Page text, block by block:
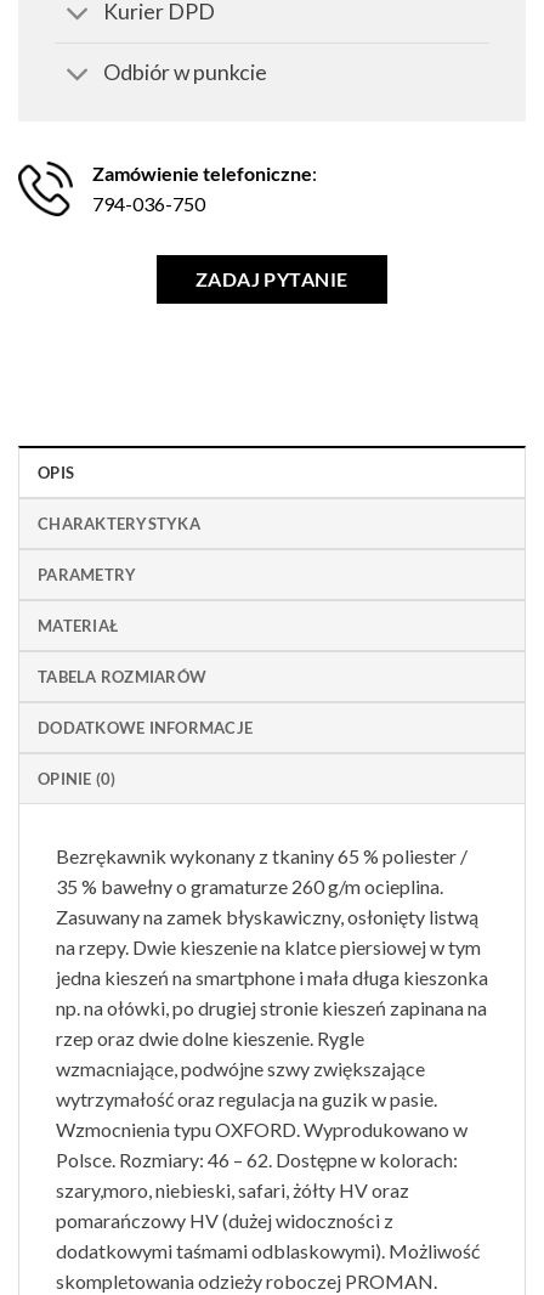
Kurier DPD
Odbiór w punkcie
Zamówienie telefoniczne:
794-036-750
ZADAJ PYTANIE
OPIS
CHARAKTERYSTYKA
PARAMETRY
MATERIAŁ
TABELA ROZMIARÓW
DODATKOWE INFORMACJE
OPINIE (0)
Bezrękawnik wykonany z tkaniny 65 % poliester /
35 % bawełny o gramaturze 260 g/m ocieplina.
Zasuwany na zamek błyskawiczny, osłonięty listwą
na rzepy. Dwie kieszenie na klatce piersiowej w tym
jedna kieszeń na smartphone i mała długa kieszonka
np. na ołówki, po drugiej stronie kieszeń zapinana na
rzep oraz dwie dolne kieszenie. Rygle
wzmacniające, podwójne szwy zwiększające
wytrzymałość oraz regulacja na guzik w pasie.
Wzmocnienia typu OXFORD. Wyprodukowano w
Polsce. Rozmiary: 46 – 62. Dostępne w kolorach:
szary,moro, niebieski, safari, żółty HV oraz
pomarańczowy HV (dużej widoczności z
dodatkowymi taśmami odblaskowymi). Możliwość
skompletowania odzieży roboczej PROMAN.